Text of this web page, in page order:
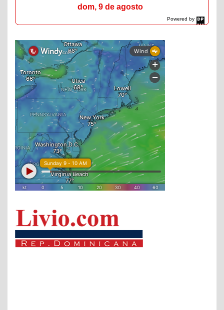
Powered by
DaysPedia.com
dom, 9 de agosto